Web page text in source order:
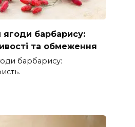
барбарису:
та обмеження
барбарису: